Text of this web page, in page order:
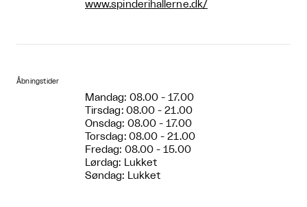
www.spinderihallerne.dk/
Åbningstider
Mandag: 08.00 - 17.00
Tirsdag: 08.00 - 21.00
Onsdag: 08.00 - 17.00
Torsdag: 08.00 - 21.00
Fredag: 08.00 - 15.00
Lørdag: Lukket
Søndag: Lukket